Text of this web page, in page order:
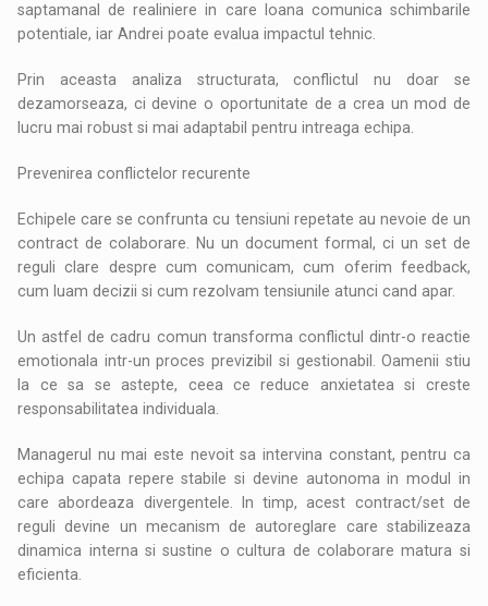
saptamanal de realiniere in care Ioana comunica schimbarile
potentiale, iar Andrei poate evalua impactul tehnic.
Prin aceasta analiza structurata, conflictul nu doar se
dezamorseaza, ci devine o oportunitate de a crea un mod de
lucru mai robust si mai adaptabil pentru intreaga echipa.
Prevenirea conflictelor recurente
Echipele care se confrunta cu tensiuni repetate au nevoie de un
contract de colaborare. Nu un document formal, ci un set de
reguli clare despre cum comunicam, cum oferim feedback,
cum luam decizii si cum rezolvam tensiunile atunci cand apar.
Un astfel de cadru comun transforma conflictul dintr-o reactie
emotionala intr-un proces previzibil si gestionabil. Oamenii stiu
la ce sa se astepte, ceea ce reduce anxietatea si creste
responsabilitatea individuala.
Managerul nu mai este nevoit sa intervina constant, pentru ca
echipa capata repere stabile si devine autonoma in modul in
care abordeaza divergentele. In timp, acest contract/set de
reguli devine un mecanism de autoreglare care stabilizeaza
dinamica interna si sustine o cultura de colaborare matura si
eficienta.